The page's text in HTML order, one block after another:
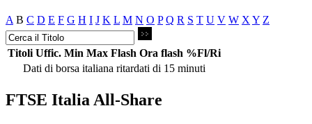
A B C D E F G H I J K L M N O P Q R S T U V W X Y Z
Titoli Uffic. Min Max Flash Ora flash %Fl/Ri
Dati di borsa italiana ritardati di 15 minuti
FTSE Italia All-Share